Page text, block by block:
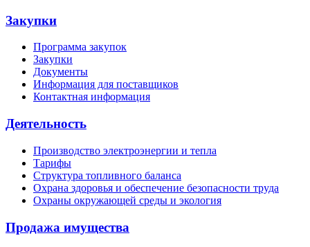
Закупки
Программа закупок
Закупки
Документы
Информация для поставщиков
Контактная информация
Деятельность
Производство электроэнергии и тепла
Тарифы
Структура топливного баланса
Охрана здоровья и обеспечение безопасности труда
Охраны окружающей среды и экология
Продажа имущества